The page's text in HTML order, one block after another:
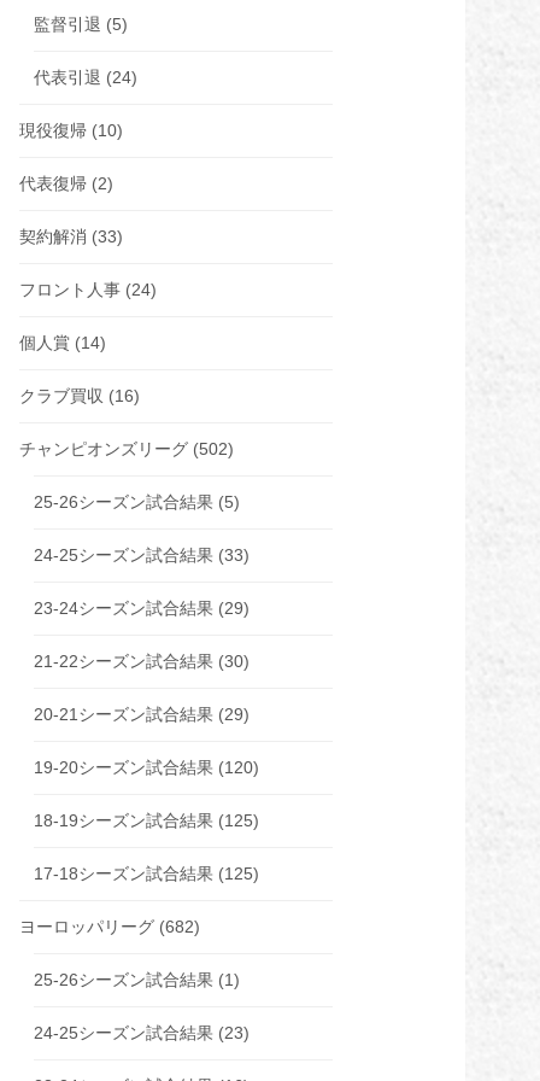
監督引退 (5)
代表引退 (24)
現役復帰 (10)
代表復帰 (2)
契約解消 (33)
フロント人事 (24)
個人賞 (14)
クラブ買収 (16)
チャンピオンズリーグ (502)
25-26シーズン試合結果 (5)
24-25シーズン試合結果 (33)
23-24シーズン試合結果 (29)
21-22シーズン試合結果 (30)
20-21シーズン試合結果 (29)
19-20シーズン試合結果 (120)
18-19シーズン試合結果 (125)
17-18シーズン試合結果 (125)
ヨーロッパリーグ (682)
25-26シーズン試合結果 (1)
24-25シーズン試合結果 (23)